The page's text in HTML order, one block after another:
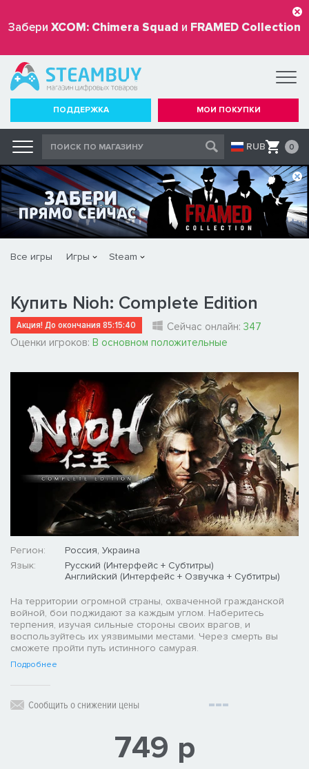
Забери XCOM: Chimera Squad и FRAMED Collection
бесплатно
ПОДДЕРЖКА МОИ ПОКУПКИ
RUB 0
Все игры Игры Steam
Купить Nioh: Complete Edition
Акция! До окончания85:15:40 Сейчас онлайн: 347
Оценки игроков: В основном положительные
Регион:
Россия, Украина
Язык:
Русский (Интерфейс + Субтитры)
Английский (Интерфейс + Озвучка + Субтитры)
На территории огромной страны, охваченной гражданской
войной, бои поджидают за каждым углом. Наберитесь
терпения, изучая сильные стороны своих врагов, и
воспользуйтесь их уязвимыми местами. Через смерть вы
сможете пройти путь истинного самурая.
Подробнее
Сообщить о снижении цены
749 р